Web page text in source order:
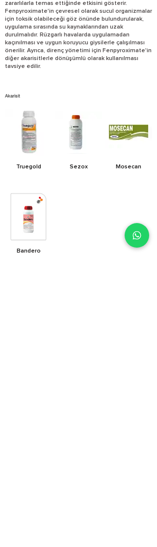
zararlılarla temas ettiğinde etkisini gösterir.
Fenpyroximate'in çevresel olarak sucul organizmalar
için toksik olabileceği göz önünde bulundurularak,
uygulama sırasında su kaynaklarından uzak
durulmalıdır. Rüzgarlı havalarda uygulamadan
kaçınılması ve uygun koruyucu giysilerle çalışılması
önerilir. Ayrıca, direnç yönetimi için Fenpyroximate'in
diğer akarisitlerle dönüşümlü olarak kullanılması
tavsiye edilir.
Akarisit
Truegold Sezox Mosecan
Bandero